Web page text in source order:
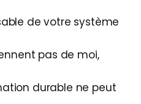
de votre système
pas de moi,
durable ne peut